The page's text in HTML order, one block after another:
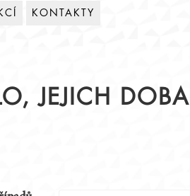
KONTAKTY
JEJICH DOBA